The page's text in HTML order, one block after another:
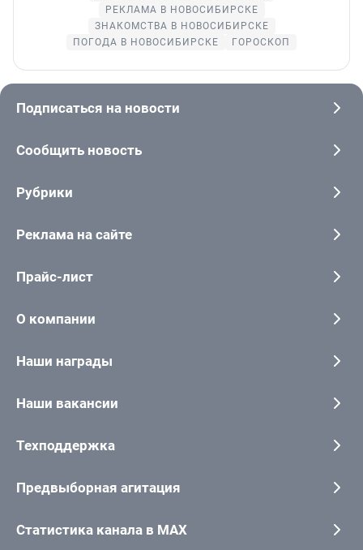
РЕКЛАМА В НОВОСИБИРСКЕ
ЗНАКОМСТВА В НОВОСИБИРСКЕ
ПОГОДА В НОВОСИБИРСКЕ
ГОРОСКОП
Подписаться на новости
Сообщить новость
Рубрики
Реклама на сайте
Прайс-лист
О компании
Наши награды
Наши вакансии
Техподдержка
Предвыборная агитация
Статистика канала в MAX